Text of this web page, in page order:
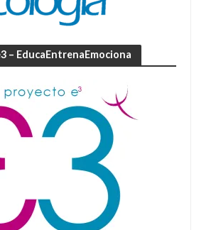
– EducaEntrenaEmociona